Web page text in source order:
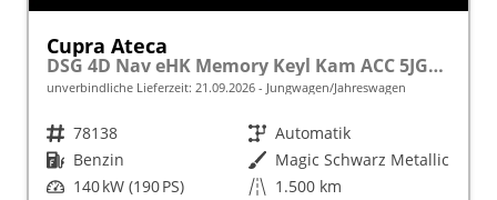
Cupra Ateca
DSG 4D Nav eHK Memory Keyl Kam ACC 5JGar.
unverbindliche Lieferzeit: 21.09.2026 Jungwagen/Jahreswagen
Fahrzeugnr. 78138 Getriebe Automatik
Kraftstoff Benzin Außenfarbe Magic Schwarz Metallic
Leistung 140 kW (190 PS) Kilometerstand 1.500 km